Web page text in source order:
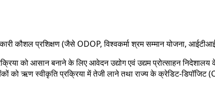
कौशल प्रशिक्षण (जैसे ODOP, विश्वकर्मा श्रम सम्मान योजना,
को आसान बनाने के लिए आवेदन उद्योग एवं उद्यम प्रोत्साहन
को ऋण स्वीकृति प्रक्रिया में तेजी लाने तथा राज्य के क्रेडिट-